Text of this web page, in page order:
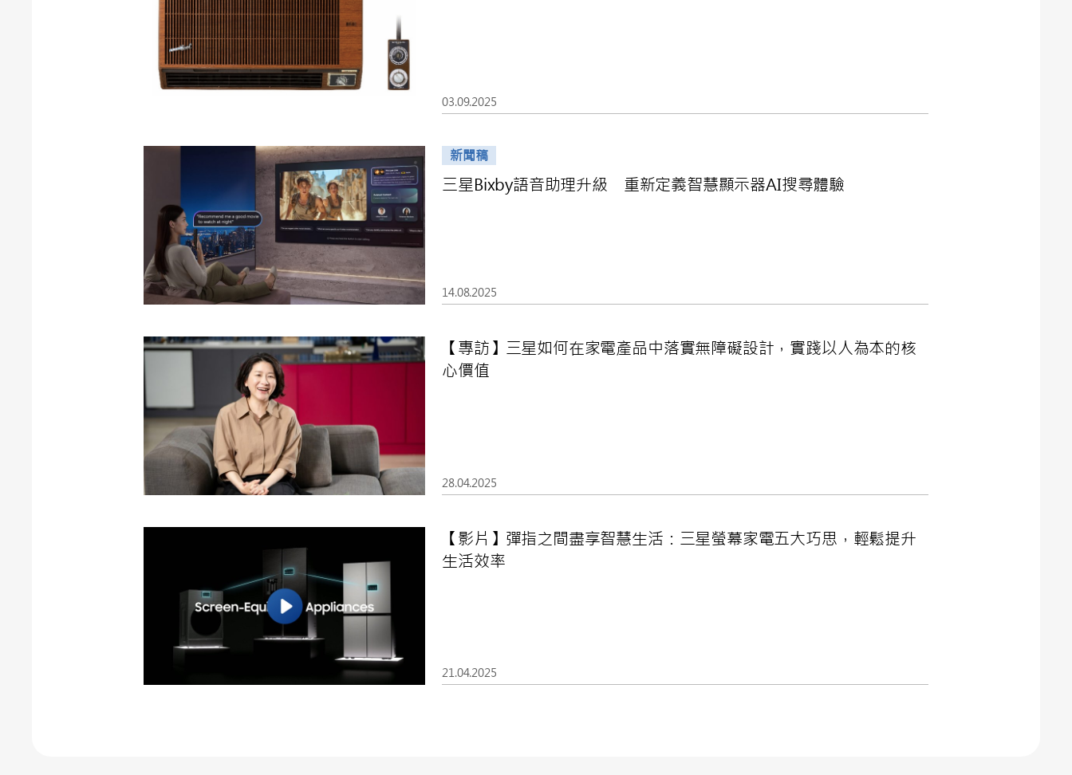
03.09.2025
新聞稿
三星Bixby語音助理升級 重新定義智慧顯示器AI搜尋體驗
14.08.2025
【專訪】三星如何在家電產品中落實無障礙設計，實踐以人為本的核
心價值
28.04.2025
【影片】彈指之間盡享智慧生活：三星螢幕家電五大巧思，輕鬆提升
生活效率
21.04.2025